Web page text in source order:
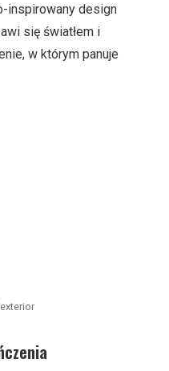
inspirowany design
się światłem i
w którym panuje